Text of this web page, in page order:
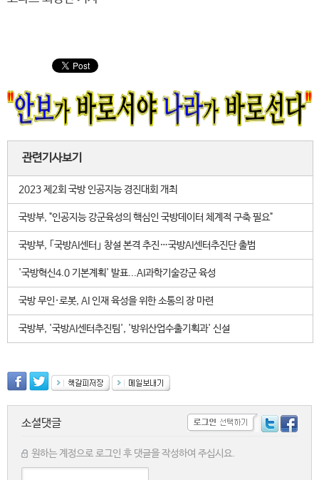
관련기사보기
2023 제2회 국방 인공지능 경진대회 개최
국방부, "인공지능 강군육성의 핵심인 국방데이터 체계적 구축 필요"
국방부, ｢국방AI센터｣ 창설 본격 추진…국방AI센터추진단 출범
'국방혁신4.0 기본계획' 발표...AI과학기술강군 육성
국방 무인·로봇, AI 인재 육성을 위한 소통의 장 마련
국방부, '국방AI센터추진팀', '방위산업수출기획과' 신설
소셜댓글
원하는 계정으로 로그인 후 댓글을 작성하여 주십시요.